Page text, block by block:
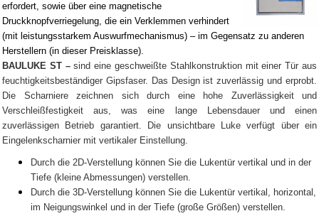
erfordert, sowie über eine magnetische
Druckknopfverriegelung, die ein Verklemmen verhindert
(mit leistungsstarkem Auswurfmechanismus) – im Gegensatz zu anderen
Herstellern (in dieser Preisklasse).
BAULUKE ST –sind eine geschweißte Stahlkonstruktion mit einer Tür aus
feuchtigkeitsbeständiger Gipsfaser. Das Design ist zuverlässig und erprobt.
Die Scharniere zeichnen sich durch eine hohe Zuverlässigkeit und
Verschleißfestigkeit aus, was eine lange Lebensdauer und einen
zuverlässigen Betrieb garantiert. Die unsichtbare Luke verfügt über ein
Eingelenkscharnier mit vertikaler Einstellung.
Durch die 2D-Verstellung können Sie die Lukentür vertikal und in der
Tiefe (kleine Abmessungen) verstellen.
Durch die 3D-Verstellung können Sie die Lukentür vertikal, horizontal,
im Neigungswinkel und in der Tiefe (große Größen) verstellen.